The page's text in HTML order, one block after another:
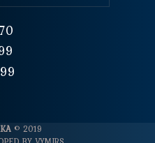
© 2019